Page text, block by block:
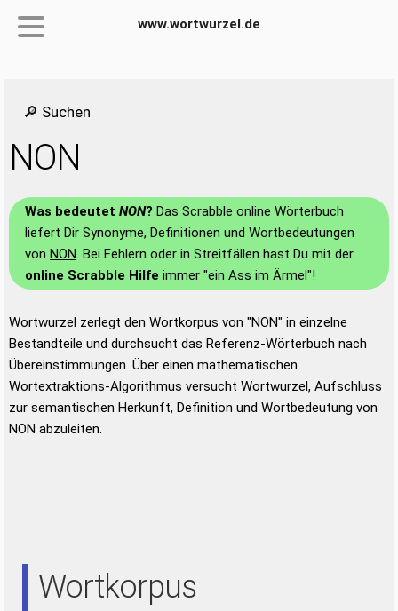
www.wortwurzel.de
🔎 Suchen
NON
Was bedeutet NON? Das Scrabble online Wörterbuch
liefert Dir Synonyme, Definitionen und Wortbedeutungen
von NON. Bei Fehlern oder in Streitfällen hast Du mit der
online Scrabble Hilfe immer "ein Ass im Ärmel"!
Wortwurzel zerlegt den Wortkorpus von "NON" in einzelne
Bestandteile und durchsucht das Referenz-Wörterbuch nach
Übereinstimmungen. Über einen mathematischen
Wortextraktions-Algorithmus versucht Wortwurzel, Aufschluss
zur semantischen Herkunft, Definition und Wortbedeutung von
NON abzuleiten.
Wortkorpus